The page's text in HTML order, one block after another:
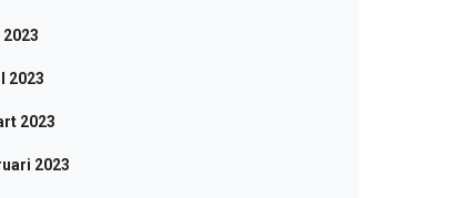
2023
2023
2023